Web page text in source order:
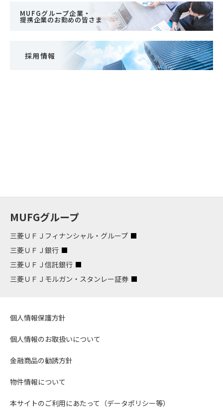
MUFGグループ企業・
提携企業のお勤めの皆さま
採用情報
MUFGグループ
三菱ＵＦＪフィナンシャル・グループ
三菱ＵＦＪ銀行
三菱ＵＦＪ信託銀行
三菱ＵＦＪモルガン・スタンレー証券
個人情報保護方針
個人情報のお取扱いについて
金融商品の勧誘方針
物件情報について
本サイトのご利用にあたって（データポリシー等）